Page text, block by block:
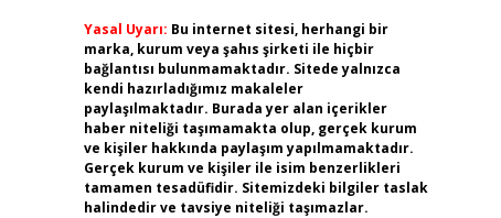
Yasal Uyarı: Bu internet sitesi, herhangi bir
marka, kurum veya şahıs şirketi ile hiçbir
bağlantısı bulunmamaktadır. Sitede yalnızca
kendi hazırladığımız makaleler
paylaşılmaktadır. Burada yer alan içerikler
haber niteliği taşımamakta olup, gerçek kurum
ve kişiler hakkında paylaşım yapılmamaktadır.
Gerçek kurum ve kişiler ile isim benzerlikleri
tamamen tesadüfidir. Sitemizdeki bilgiler taslak
halindedir ve tavsiye niteliği taşımazlar.